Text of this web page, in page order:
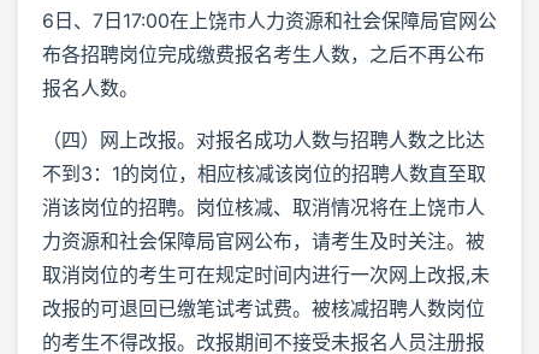
6日、7日17:00在上饶市人力资源和社会保障局官网公
布各招聘岗位完成缴费报名考生人数，之后不再公布
报名人数。
（四）网上改报。对报名成功人数与招聘人数之比达
不到3：1的岗位，相应核减该岗位的招聘人数直至取
消该岗位的招聘。岗位核减、取消情况将在上饶市人
力资源和社会保障局官网公布，请考生及时关注。被
取消岗位的考生可在规定时间内进行一次网上改报,未
改报的可退回已缴笔试考试费。被核减招聘人数岗位
的考生不得改报。改报期间不接受未报名人员注册报